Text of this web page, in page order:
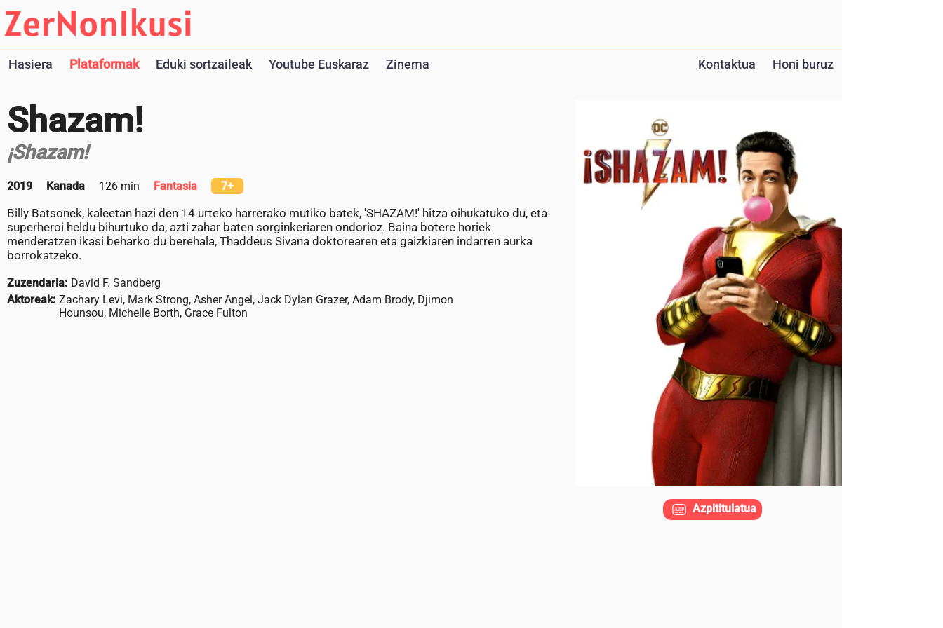
Hasiera Plataformak Eduki sortzaileak Youtube Euskaraz Zinema Kontaktua Honi buruz
Shazam!
¡Shazam!
2019 Kanada 126 min Fantasia 7+
Billy Batsonek, kaleetan hazi den 14 urteko harrerako mutiko batek, 'SHAZAM!' hitza oihukatuko du, eta
superheroi heldu bihurtuko da, azti zahar baten sorginkeriaren ondorioz. Baina botere horiek
menderatzen ikasi beharko du berehala, Thaddeus Sivana doktorearen eta gaizkiaren indarren aurka
borrokatzeko.
Zuzendaria: David F. Sandberg
Aktoreak: Zachary Levi, Mark Strong, Asher Angel, Jack Dylan Grazer, Adam Brody, Djimon
Hounsou, Michelle Borth, Grace Fulton
Azpititulatua